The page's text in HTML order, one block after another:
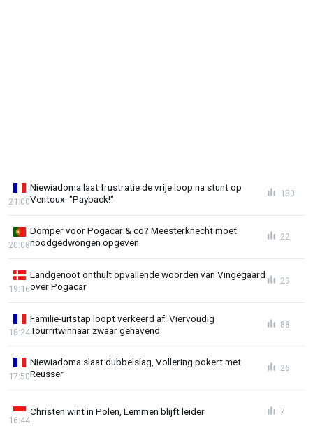
Niewiadoma laat frustratie de vrije loop na stunt op
Ventoux: "Payback!"
21:00
130
Domper voor Pogacar & co? Meesterknecht moet
noodgedwongen opgeven
20:08
22
Landgenoot onthult opvallende woorden van Vingegaard
over Pogacar
19:16
29
Familie-uitstap loopt verkeerd af: Viervoudig
Tourritwinnaar zwaar gehavend
18:24
88
Niewiadoma slaat dubbelslag, Vollering pokert met
Reusser
17:50
26
Christen wint in Polen, Lemmen blijft leider
16:44
7